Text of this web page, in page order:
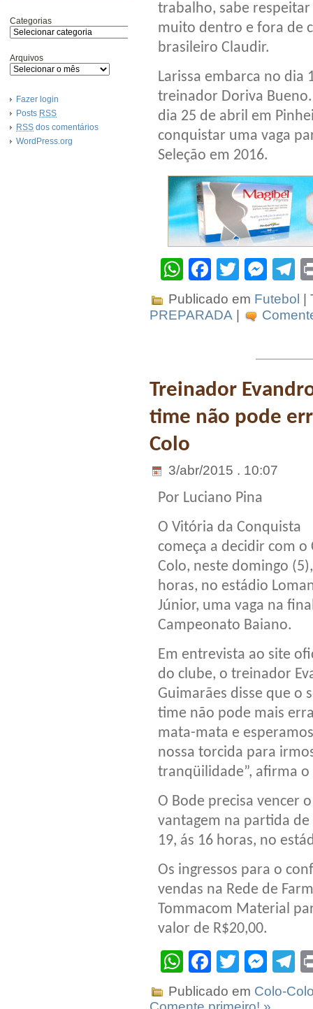
Categorias
Arquivos
Fazer login
Posts RSS
RSS dos comentários
WordPress.org
trabalho, sabe respeitar
muito dentro e fora de
brasileiro Claudir.
Larissa embarca no dia
treinador Doriva
dia 25 de abril em
conquistar uma vaga
Seleção em 2016.
WhatsApp
Facebook
Twitter
Publicado em Futebol
|
PREPARADA
Treinador
time não pode
Colo
3/abr/2015 . 10:07
Por Luciano Pina
O Vitória da Conquista
começa a decidir com o
Colo, neste domingo
horas, no estádio
Júnior, uma vaga na
Campeonato Baiano.
Em entrevista ao site
do clube, o treinador
Guimarães disse que o
time não pode mais
mata-mata e
nossa torcida para
tranqüilidade”, afirma
O Bode precisa vencer
vantagem na partida
19, ás 16 horas, no
Os ingressos para o
vendas na Rede de
Tommacom Material
valor de R$20,00.
WhatsApp
Facebook
Twitter
Publicado em Colo-